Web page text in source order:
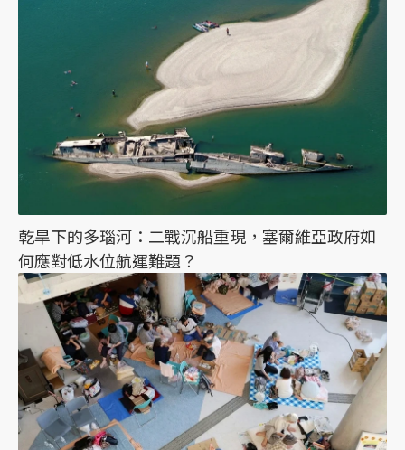
乾旱下的多瑙河：二戰沉船重現，塞爾維亞政府如
何應對低水位航運難題？